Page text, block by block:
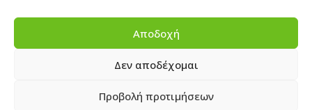
Αποδοχή
Δεν αποδέχομαι
Προβολή προτιμήσεων
CORNER|ΕΠΙΚΟΙΝΩΝΙΑ